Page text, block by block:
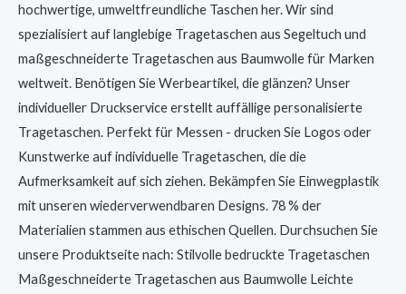
hochwertige, umweltfreundliche Taschen her. Wir sind
spezialisiert auf langlebige Tragetaschen aus Segeltuch und
maßgeschneiderte Tragetaschen aus Baumwolle für Marken
weltweit. Benötigen Sie Werbeartikel, die glänzen? Unser
individueller Druckservice erstellt auffällige personalisierte
Tragetaschen. Perfekt für Messen - drucken Sie Logos oder
Kunstwerke auf individuelle Tragetaschen, die die
Aufmerksamkeit auf sich ziehen. Bekämpfen Sie Einwegplastik
mit unseren wiederverwendbaren Designs. 78 % der
Materialien stammen aus ethischen Quellen. Durchsuchen Sie
unsere Produktseite nach: Stilvolle bedruckte Tragetaschen
Maßgeschneiderte Tragetaschen aus Baumwolle Leichte